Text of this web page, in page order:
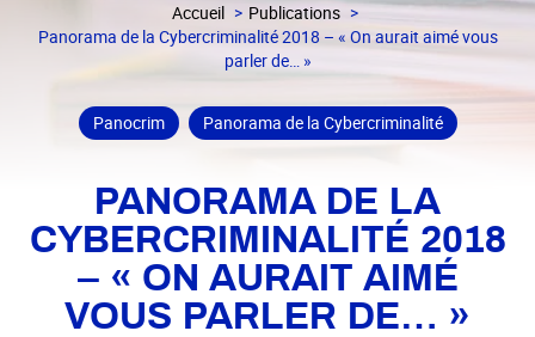
Accueil
Publications
Panorama de la Cybercriminalité 2018 – « On aurait aimé vous
parler de… »
Panocrim Panorama de la Cybercriminalité
PANORAMA DE LA
CYBERCRIMINALITÉ 2018
– « ON AURAIT AIMÉ
VOUS PARLER DE… »